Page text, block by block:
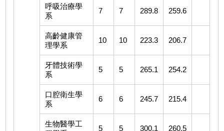
呼吸治療學
系
7 7 289.8 259.6
高齡健康管
理學系
10 10 223.3 206.7
牙體技術學
系
5 5 265.1 254.2
口腔衛生學
系
6 6 245.7 215.4
生物醫學工
5 5 300.1 260.5